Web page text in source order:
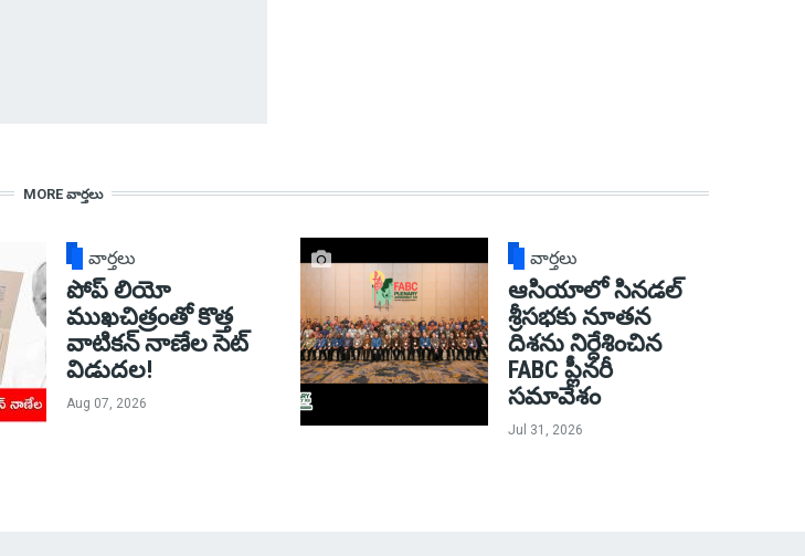
MORE వార్తలు
వార్తలు
పోప్ లియో
ముఖచిత్రంతో కొత్త
వాటికన్ నాణేల సెట్
విడుదల!
Aug 07, 2026
వార్తలు
ఆసియాలో సినడల్
శ్రీసభకు నూతన
దిశను నిర్దేశించిన
FABC ప్లీనరీ
సమావేశం
Jul 31, 2026